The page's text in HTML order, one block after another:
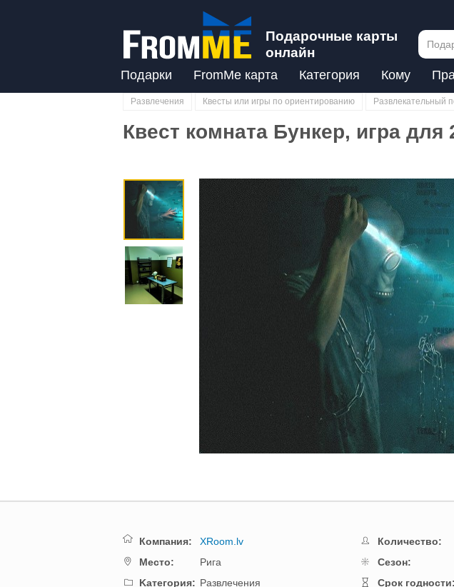
Подарочные карты
онлайн
Подарки FromMe карта Категория Кому
Развлечения Квесты или игры по ориентированию Развлекательный
Квест комната Бункер, игра для
Next
Компания:
XRoom.lv
Mестo:
Рига
Kатегория: Развлечения
Количество:
Cезон:
Cрок годности: